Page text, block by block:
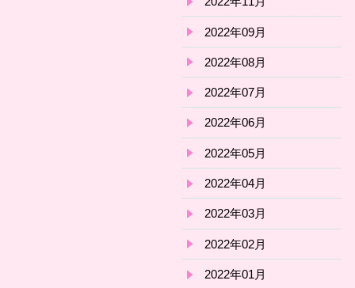
2022年09月
2022年08月
2022年07月
2022年06月
2022年05月
2022年04月
2022年03月
2022年02月
2022年01月